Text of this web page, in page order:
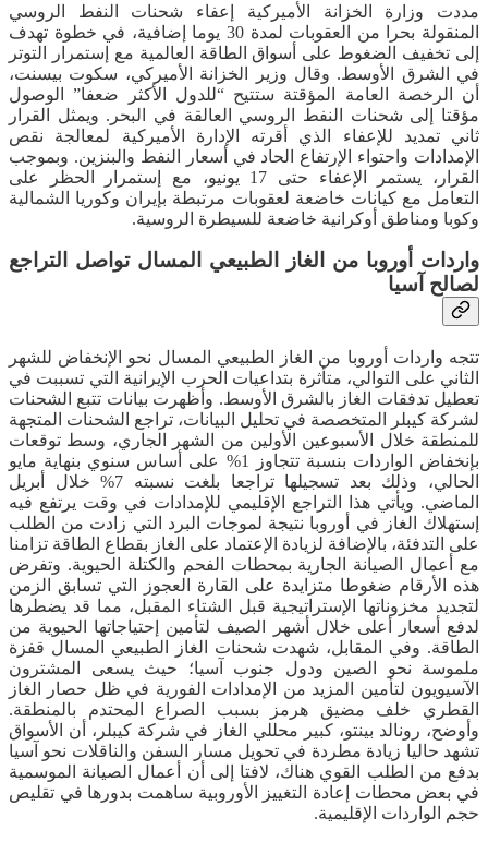
مددت وزارة الخزانة الأميركية إعفاء شحنات النفط الروسي
المنقولة بحرا من العقوبات لمدة 30 يوما إضافية، في خطوة تهدف
إلى تخفيف الضغوط على أسواق الطاقة العالمية مع إستمرار التوتر
في الشرق الأوسط. وقال وزير الخزانة الأميركي، سكوت بيسنت،
أن الرخصة العامة المؤقتة ستتيح “للدول الأكثر ضعفا” الوصول
مؤقتا إلى شحنات النفط الروسي العالقة في البحر. ويمثل القرار
ثاني تمديد للإعفاء الذي أقرته الإدارة الأميركية لمعالجة نقص
الإمدادات واحتواء الإرتفاع الحاد في أسعار النفط والبنزين. وبموجب
القرار، يستمر الإعفاء حتى 17 يونيو، مع إستمرار الحظر على
التعامل مع كيانات خاضعة لعقوبات مرتبطة بإيران وكوريا الشمالية
وكوبا ومناطق أوكرانية خاضعة للسيطرة الروسية.
واردات أوروبا من الغاز الطبيعي المسال تواصل التراجع
لصالح آسيا
تتجه واردات أوروبا من الغاز الطبيعي المسال نحو الإنخفاض للشهر
الثاني على التوالي، متأثرة بتداعيات الحرب الإيرانية التي تسببت في
تعطيل تدفقات الغاز بالشرق الأوسط. وأظهرت بيانات تتبع الشحنات
لشركة كيبلر المتخصصة في تحليل البيانات، تراجع الشحنات المتجهة
للمنطقة خلال الأسبوعين الأولين من الشهر الجاري، وسط توقعات
بإنخفاض الواردات بنسبة تتجاوز 1% على أساس سنوي بنهاية مايو
الحالي، وذلك بعد تسجيلها تراجعا بلغت نسبته 7% خلال أبريل
الماضي. ويأتي هذا التراجع الإقليمي للإمدادات في وقت يرتفع فيه
إستهلاك الغاز في أوروبا نتيجة لموجات البرد التي زادت من الطلب
على التدفئة، بالإضافة لزيادة الإعتماد على الغاز بقطاع الطاقة تزامنا
مع أعمال الصيانة الجارية بمحطات الفحم والكتلة الحيوية. وتفرض
هذه الأرقام ضغوطا متزايدة على القارة العجوز التي تسابق الزمن
لتجديد مخزوناتها الإستراتيجية قبل الشتاء المقبل، مما قد يضطرها
لدفع أسعار أعلى خلال أشهر الصيف لتأمين إحتياجاتها الحيوية من
الطاقة. وفي المقابل، شهدت شحنات الغاز الطبيعي المسال قفزة
ملموسة نحو الصين ودول جنوب آسيا؛ حيث يسعى المشترون
الآسيويون لتأمين المزيد من الإمدادات الفورية في ظل حصار الغاز
القطري خلف مضيق هرمز بسبب الصراع المحتدم بالمنطقة.
وأوضح، رونالد بينتو، كبير محللي الغاز في شركة كيبلر، أن الأسواق
تشهد حاليا زيادة مطردة في تحويل مسار السفن والناقلات نحو آسيا
بدفع من الطلب القوي هناك، لافتا إلى أن أعمال الصيانة الموسمية
في بعض محطات إعادة التغييز الأوروبية ساهمت بدورها في تقليص
حجم الواردات الإقليمية.